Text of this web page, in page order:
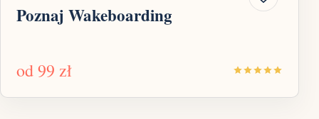
Poznaj Wakeboarding
od99 zł